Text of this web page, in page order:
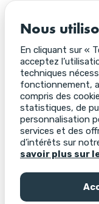
Nous
En cliquant sur «
acceptez
techniques
fonctionnement,
compris des
statistiques, de
personnalisation
services et des
d’intérêts sur
savoir plus sur